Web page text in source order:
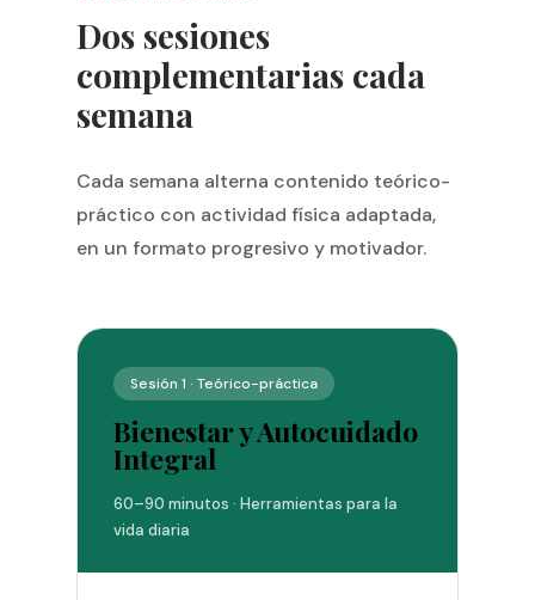
Dos sesiones
complementarias cada
semana
Cada semana alterna contenido teórico-
práctico con actividad física adaptada,
en un formato progresivo y motivador.
Sesión 1 · Teórico-práctica
Bienestar y Autocuidado
Integral
60–90 minutos · Herramientas para la
vida diaria